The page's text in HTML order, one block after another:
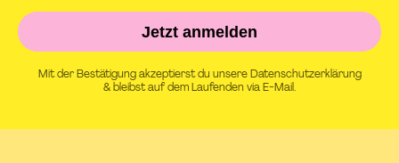
Jetzt anmelden
Mit der Bestätigung akzeptierst du unsere Datenschutzerklärung
& bleibst auf dem Laufenden via E-Mail.